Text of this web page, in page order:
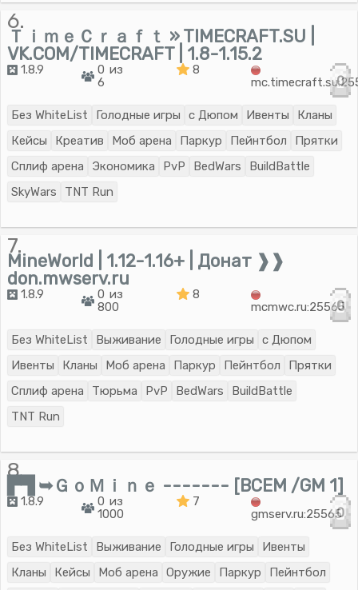
6.
ＴｉｍｅＣｒａｆｔ » TIMECRAFT.SU |
VK.COM/TIMECRAFT | 1.8-1.15.2
1.8.9
0 из
6
8
0
Без WhiteList Голодные игры с Дюпом Ивенты
Кланы
Кейсы
Креатив Моб арена Паркур Пейнтбол
Прятки
Сплиф арена
Экономика PvP BedWars
BuildBattle
SkyWars
TNT Run
7.
MineWorld | 1.12-1.16+ | Донат ❱❱
don.mwserv.ru
1.8.9
0 из
800
8
mcmwc.ru:25565
0
Без WhiteList Выживание Голодные игры
с Дюпом
Ивенты
Кланы Моб арена Паркур Пейнтбол
Прятки
Сплиф арена
Тюрьма PvP BedWars
BuildBattle
TNT Run
8.
▛▜ ➥ＧｏＭｉｎｅ ------- [BCEM /GM 1]
1.8.9
0 из
1000
7
gmserv.ru:25565
0
Без WhiteList Выживание Голодные игры
Ивенты
Кланы
Кейсы Моб арена Оружие Паркур
Пейнтбол